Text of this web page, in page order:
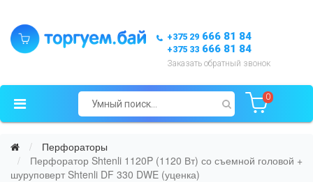
+375 29 666 81 84
+375 33 666 81 84
Заказать обратный звонок
0
Перфораторы
Перфоратор Shtenli 1120P (1120 Вт) со съемной головой +
шуруповерт Shtenli DF 330 DWE (уценка)